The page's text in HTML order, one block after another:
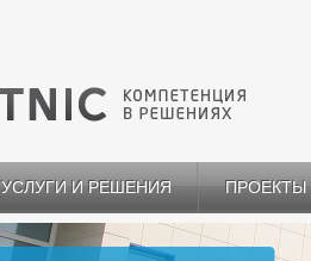
УСЛУГИ И РЕШЕНИЯ ПРОЕКТЫ